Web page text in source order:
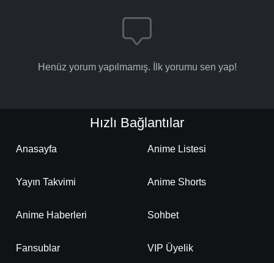
Henüz yorum yapılmamış. İlk yorumu sen yap!
Hızlı Bağlantılar
Anasayfa Anime Listesi
Yayın Takvimi Anime Shorts
Anime Haberleri Sohbet
Fansublar VIP Üyelik